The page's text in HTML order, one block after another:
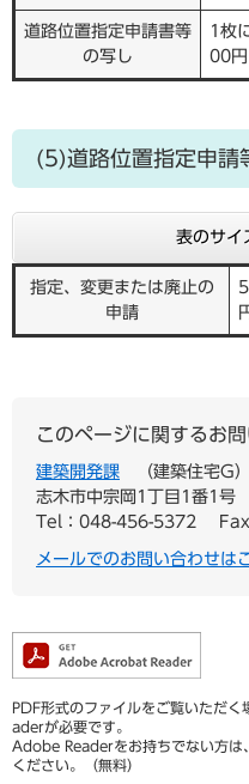
道路位置指定申請書等
の写し
1枚
00円
(5)道路位置指定申請
表のサイ
指定、変更または廃止の
申請
このページに関するお
建築開発課
建築住宅G
志木市中宗岡1丁目1番1
Tel：048-456-5372
メールでのお問い合わせは
PDF形式のファイルをご覧いただ
aderが必要です。
Adobe Readerをお持ちでない方は
ください。（無料）